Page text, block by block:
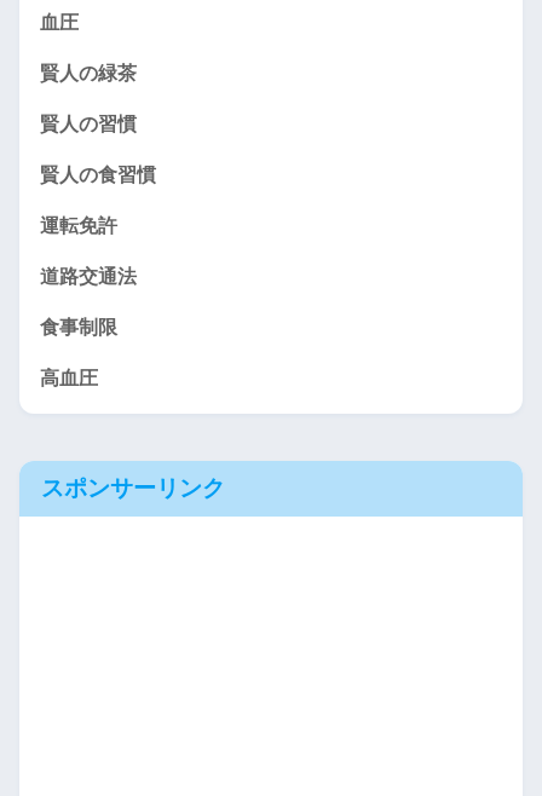
血圧
賢人の緑茶
賢人の習慣
賢人の食習慣
運転免許
道路交通法
食事制限
高血圧
スポンサーリンク